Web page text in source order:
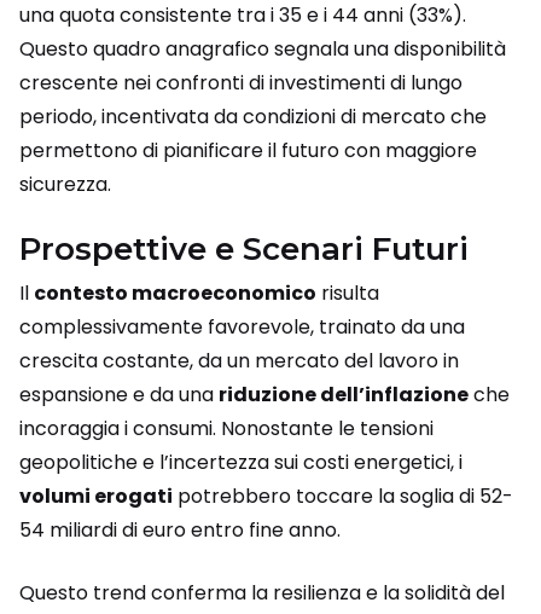
una quota consistente tra i 35 e i 44 anni (33%).
Questo quadro anagrafico segnala una disponibilità
crescente nei confronti di investimenti di lungo
periodo, incentivata da condizioni di mercato che
permettono di pianificare il futuro con maggiore
sicurezza.
Prospettive e Scenari Futuri
Il contesto macroeconomico risulta
complessivamente favorevole, trainato da una
crescita costante, da un mercato del lavoro in
espansione e da una riduzione dell’inflazioneche
incoraggia i consumi. Nonostante le tensioni
geopolitiche e l’incertezza sui costi energetici, i
volumi erogati potrebbero toccare la soglia di 52-
54 miliardi di euro entro fine anno.
Questo trend conferma la resilienza e la solidità del